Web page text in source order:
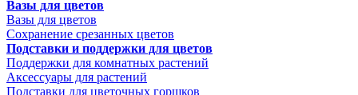
Вазы для цветов
Вазы для цветов
Сохранение срезанных цветов
Подставки и поддержки для цветов
Поддержки для комнатных растений
Аксессуары для растений
Подставки для цветочных горшков